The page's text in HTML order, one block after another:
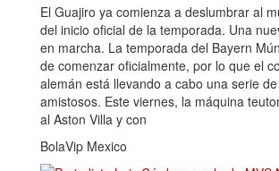
El Guajiro ya comienza a deslumbrar al
del inicio oficial de la temporada. Una
en marcha. La temporada del Bayern
de comenzar oficialmente, por lo que el
alemán está llevando a cabo una serie
amistosos. Este viernes, la máquina
al Aston Villa y con
BolaVip Mexico